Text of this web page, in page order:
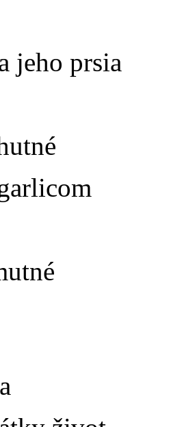
jeho prsia